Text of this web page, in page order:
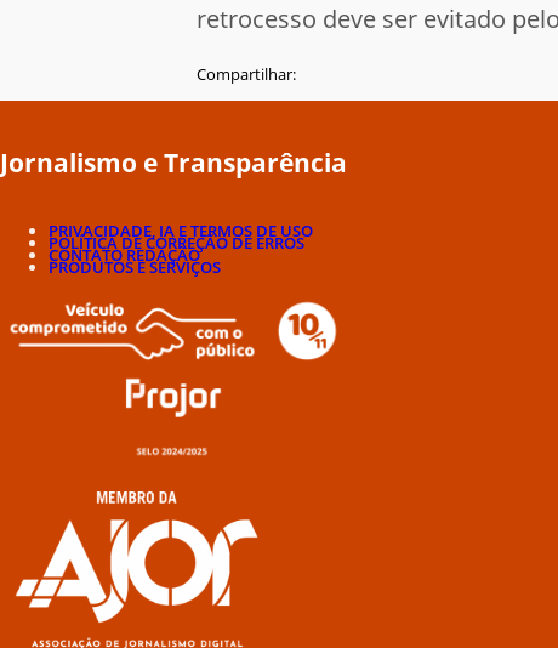
retrocesso deve ser evitado
Compartilhar:
Jornalismo e Transparência
PRIVACIDADE, IA E TERMOS DE USO
POLÍTICA DE CORREÇÃO DE ERROS
CONTATO REDAÇÃO
PRODUTOS E SERVIÇOS